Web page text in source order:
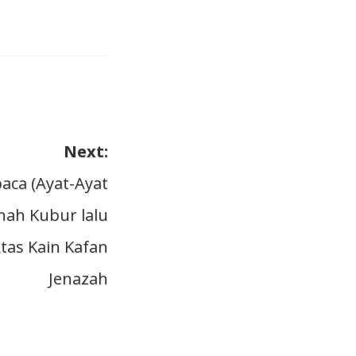
Next:
(Ayat-Ayat
Kubur lalu
Kain Kafan
Jenazah